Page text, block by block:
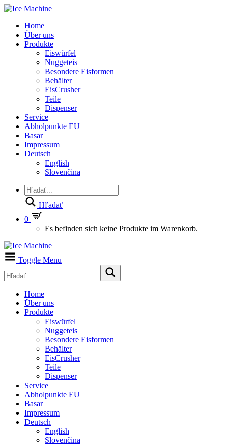
Home
Über uns
Produkte
Eiswürfel
Nuggeteis
Besondere Eisformen
Behälter
EisCrusher
Teile
Dispenser
Service
Abholpunkte EU
Basar
Impressum
Deutsch
English
Slovenčina
Hľadať
0
Es befinden sich keine Produkte im Warenkorb.
Toggle Menu
Home
Über uns
Produkte
Eiswürfel
Nuggeteis
Besondere Eisformen
Behälter
EisCrusher
Teile
Dispenser
Service
Abholpunkte EU
Basar
Impressum
Deutsch
English
Slovenčina